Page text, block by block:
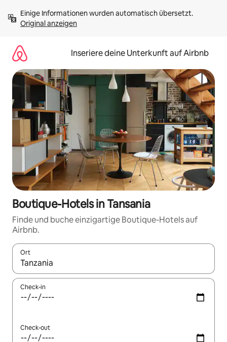
Inhalten
springenOriginal anzeigen
Inseriere deine Unterkunft auf Airbnb
Boutique-Hotels in Tansania
Finde und buche einzigartige Boutique-Hotels auf
Airbnb.
Ort
Wenn Ergebnisse verfügbar sind, navigiere mit den
Check-in
Check-out